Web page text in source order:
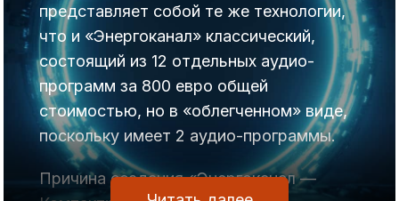
представляет собой те же технологии,
что и «Энергоканал» классический,
состоящий из 12 отдельных аудио-
программ за 800 евро общей
стоимостью, но в «облегченном» виде,
поскольку имеет 2 аудио-программы.
Причина создания «Энергоканал —